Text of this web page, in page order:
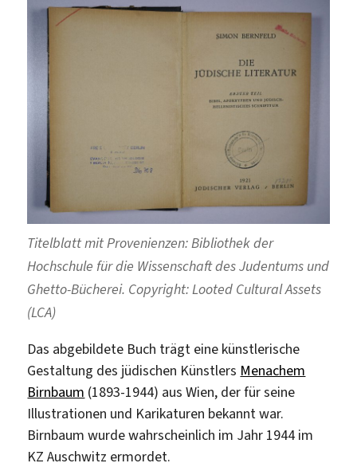
Titelblatt mit Provenienzen: Bibliothek der
Hochschule für die Wissenschaft des Judentums und
Ghetto-Bücherei. Copyright: Looted Cultural Assets
(LCA)
Das abgebildete Buch trägt eine künstlerische
Gestaltung des jüdischen Künstlers Menachem
Birnbaum (1893-1944) aus Wien, der für seine
Illustrationen und Karikaturen bekannt war.
Birnbaum wurde wahrscheinlich im Jahr 1944 im
KZ Auschwitz ermordet.